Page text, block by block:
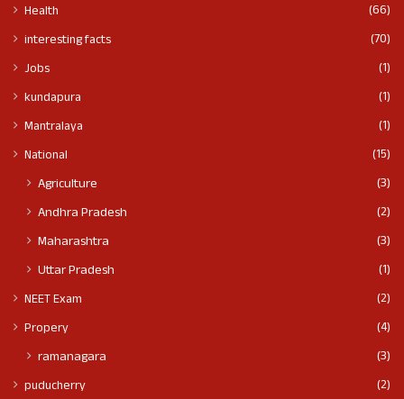
Health
(66)
interesting facts
(70)
Jobs
(1)
kundapura
(1)
Mantralaya
(1)
National
(15)
Agriculture
(3)
Andhra Pradesh
(2)
Maharashtra
(3)
Uttar Pradesh
(1)
NEET Exam
(2)
Propery
(4)
ramanagara (3)
puducherry
(2)